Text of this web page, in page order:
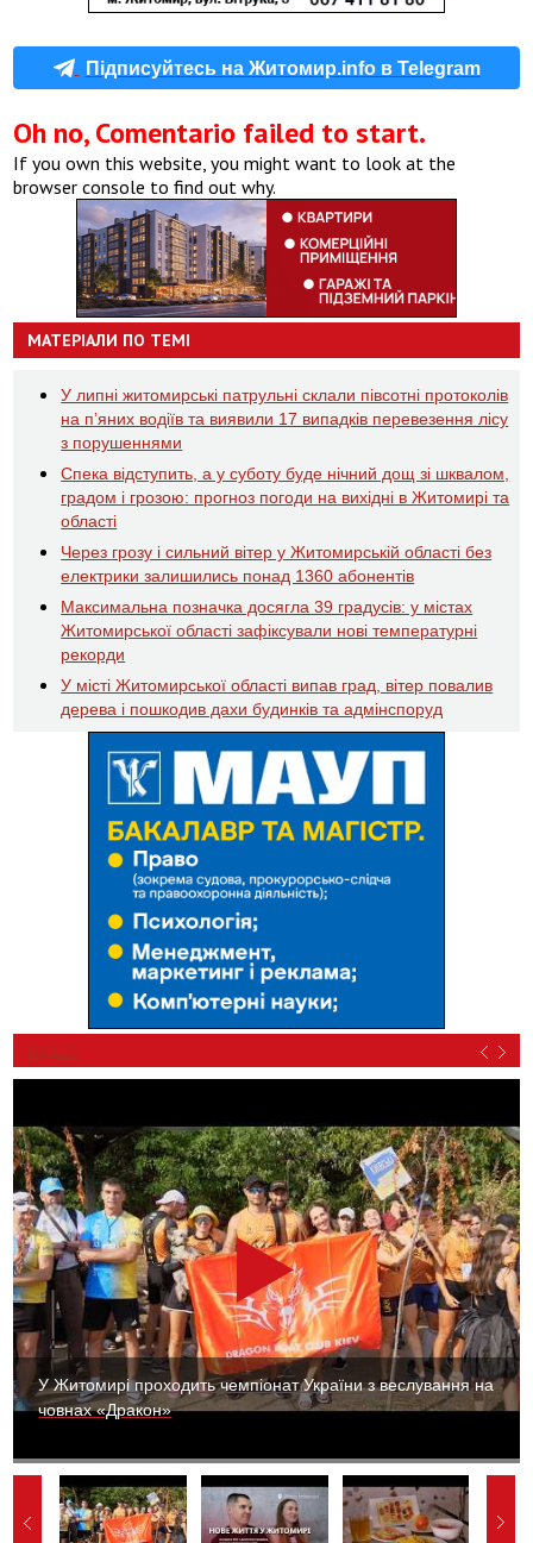
Підписуйтесь на Житомир.info в Telegram
Oh no, Comentario failed to start.
If you own this website, you might want to look at the
browser console to find out why.
МАТЕРІАЛИ ПО ТЕМІ
У липні житомирські патрульні склали півсотні протоколів
на пʼяних водіїв та виявили 17 випадків перевезення лісу
з порушеннями
Спека відступить, а у суботу буде нічний дощ зі шквалом,
градом і грозою: прогноз погоди на вихідні в Житомирі та
області
Через грозу і сильний вітер у Житомирській області без
електрики залишились понад 1360 абонентів
Максимальна позначка досягла 39 градусів: у містах
Житомирської області зафіксували нові температурні
рекорди
У місті Житомирської області випав град, вітер повалив
дерева і пошкодив дахи будинків та адмінспоруд
ВІДЕО
У Житомирі проходить чемпіонат України з веслування на
човнах «Дракон»